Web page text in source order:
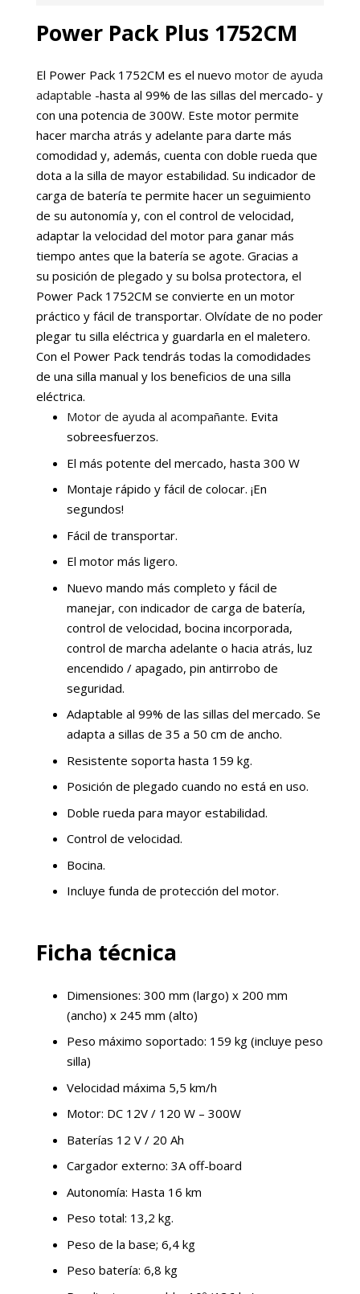
Power Pack Plus 1752CM
El Power Pack 1752CM es el nuevo motor de ayuda
adaptable -hasta al 99% de las sillas del mercado- y
con una potencia de 300W. Este motor permite
hacer marcha atrás y adelante para darte más
comodidad y, además, cuenta con doble rueda que
dota a la silla de mayor estabilidad. Su indicador de
carga de batería te permite hacer un seguimiento
de su autonomía y, con el control de velocidad,
adaptar la velocidad del motor para ganar más
tiempo antes que la batería se agote. Gracias a
su posición de plegado y su bolsa protectora, el
Power Pack 1752CM se convierte en un motor
práctico y fácil de transportar. Olvídate de no poder
plegar tu silla eléctrica y guardarla en el maletero.
Con el Power Pack tendrás todas la comodidades
de una silla manual y los beneficios de una silla
eléctrica.
Motor de ayuda al acompañante. Evita
sobreesfuerzos.
El más potente del mercado, hasta 300 W
Montaje rápido y fácil de colocar. ¡En
segundos!
Fácil de transportar.
El motor más ligero.
Nuevo mando más completo y fácil de
manejar, con indicador de carga de batería,
control de velocidad, bocina incorporada,
control de marcha adelante o hacia atrás, luz
encendido / apagado, pin antirrobo de
seguridad.
Adaptable al 99% de las sillas del mercado. Se
adapta a sillas de 35 a 50 cm de ancho.
Resistente soporta hasta 159 kg.
Posición de plegado cuando no está en uso.
Doble rueda para mayor estabilidad.
Control de velocidad.
Bocina.
Incluye funda de protección del motor.
Ficha técnica
Dimensiones: 300 mm (largo) x 200 mm
(ancho) x 245 mm (alto)
Peso máximo soportado: 159 kg (incluye peso
silla)
Velocidad máxima 5,5 km/h
Motor: DC 12V / 120 W – 300W
Baterías 12 V / 20 Ah
Cargador externo: 3A off-board
Autonomía: Hasta 16 km
Peso total: 13,2 kg.
Peso de la base; 6,4 kg
Peso batería: 6,8 kg